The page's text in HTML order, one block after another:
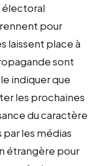
pour
laissent place à
sont
indiquer que
les prochaines
du caractère
les médias
étrangère pour